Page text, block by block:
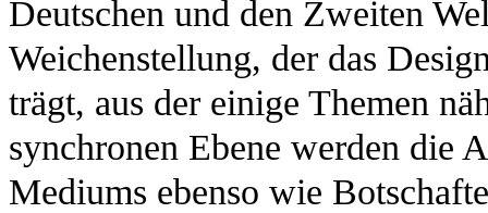
Deutschen und den Zweiten
Weichenstellung, der das
trägt, aus der einige Themen
synchronen Ebene werden die
Mediums ebenso wie